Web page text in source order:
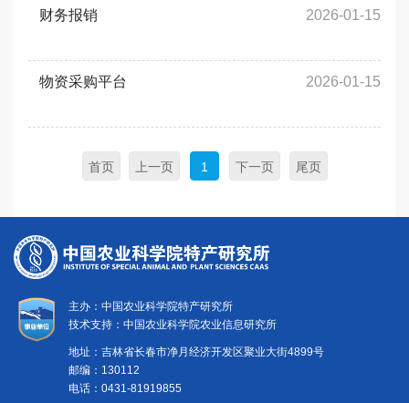
党建文化
财务报销 2026-01-15
物资采购平台 2026-01-15
首页 上一页 1 下一页 尾页
主办：中国农业科学院特产研究所
技术支持：中国农业科学院农业信息研究所
地址：吉林省长春市净月经济开发区聚业大街4899号
邮编：130112
电话：0431-81919855